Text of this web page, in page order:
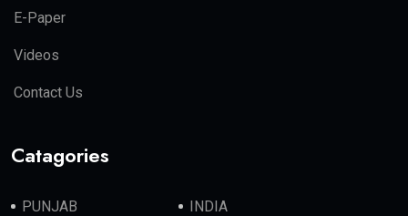
E-Paper
Videos
Contact Us
Catagories
PUNJAB INDIA